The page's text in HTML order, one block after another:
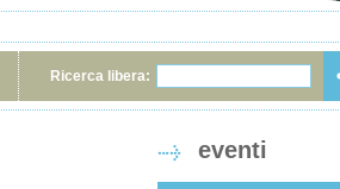
Ricerca libera:
eventi